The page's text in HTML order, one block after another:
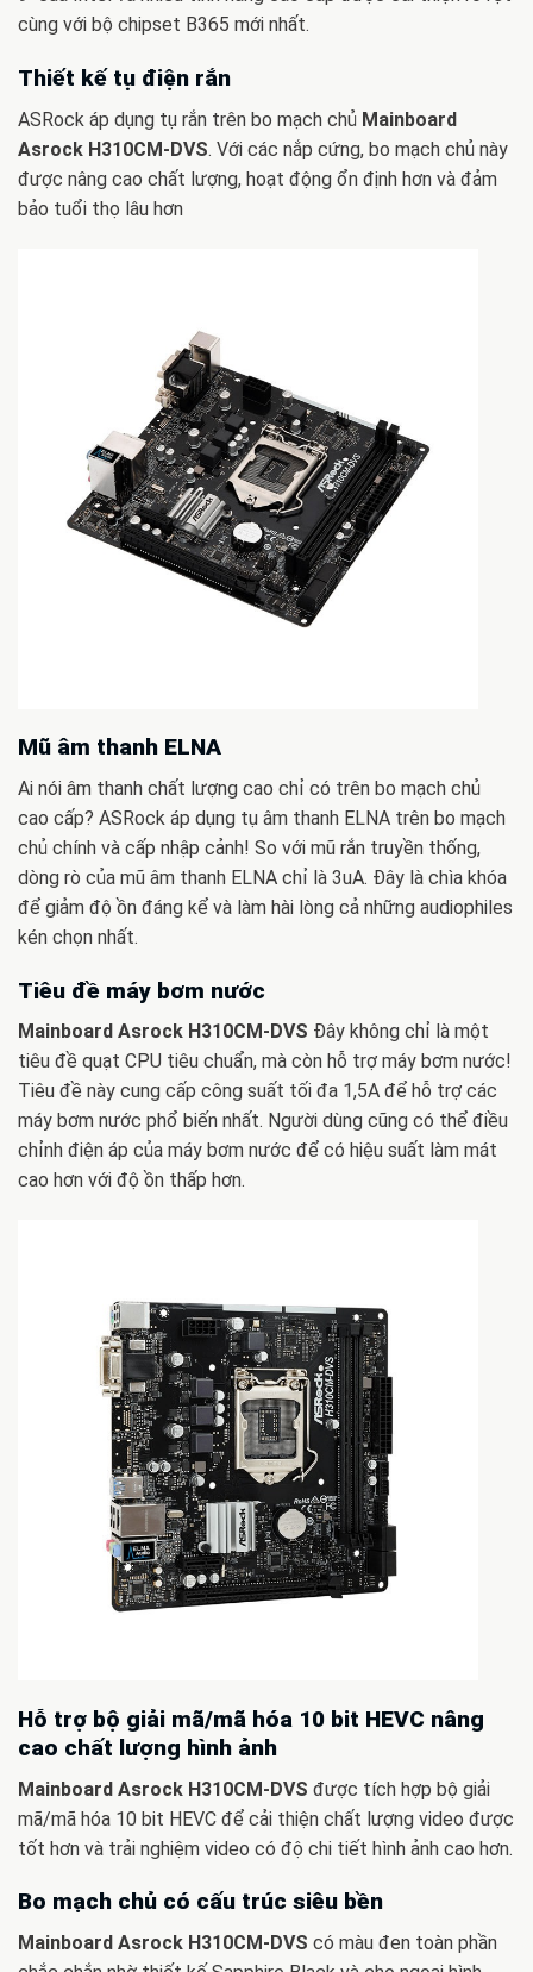
cùng với bộ chipset B365 mới nhất.
Thiết kế tụ điện rắn
ASRock áp dụng tụ rắn trên bo mạch chủ Mainboard
Asrock H310CM-DVS. Với các nắp cứng, bo mạch chủ này
được nâng cao chất lượng, hoạt động ổn định hơn và đảm
bảo tuổi thọ lâu hơn
Mũ âm thanh ELNA
Ai nói âm thanh chất lượng cao chỉ có trên bo mạch chủ
cao cấp? ASRock áp dụng tụ âm thanh ELNA trên bo mạch
chủ chính và cấp nhập cảnh! So với mũ rắn truyền thống,
dòng rò của mũ âm thanh ELNA chỉ là 3uA. Đây là chìa khóa
để giảm độ ồn đáng kể và làm hài lòng cả những audiophiles
kén chọn nhất.
Tiêu đề máy bơm nước
Mainboard Asrock H310CM-DVS Đây không chỉ là một
tiêu đề quạt CPU tiêu chuẩn, mà còn hỗ trợ máy bơm nước!
Tiêu đề này cung cấp công suất tối đa 1,5A để hỗ trợ các
máy bơm nước phổ biến nhất. Người dùng cũng có thể điều
chỉnh điện áp của máy bơm nước để có hiệu suất làm mát
cao hơn với độ ồn thấp hơn.
Hỗ trợ bộ giải mã/mã hóa 10 bit HEVC nâng
cao chất lượng hình ảnh
Mainboard Asrock H310CM-DVS được tích hợp bộ giải
mã/mã hóa 10 bit HEVC để cải thiện chất lượng video được
tốt hơn và trải nghiệm video có độ chi tiết hình ảnh cao hơn.
Bo mạch chủ có cấu trúc siêu bền
Mainboard Asrock H310CM-DVS có màu đen toàn phần